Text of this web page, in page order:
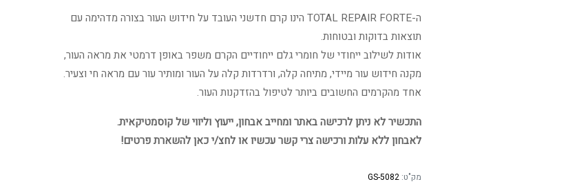
ה-TOTAL REPAIR FORTE הינו קרם חדשני העובד על חידוש העור בצורה מדהימה עם
תוצאות בדוקות ובטוחות.
אודות לשילוב ייחודי של חומרי גלם ייחודיים הקרם משפר באופן דרמטי את מראה העור,
מקנה חידוש עור מיידי, מתיחה קלה, ורדרדות קלה על העור ומותיר עור עם מראה חי וצעיר.
אחד מהקרמים החשובים ביותר לטיפול בהזדקנות העור.
התכשיר לא ניתן לרכישה באתר ומחייב אבחון, ייעוץ וליווי של קוסמטיקאית.
לאבחון ללא עלות ורכישה צרי קשר עכשיו או לחצ/י כאן להשארת פרטים!
מק"ט: GS-5082